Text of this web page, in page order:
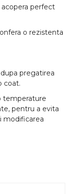
perfect
o rezistenta
pregatirea
coat.
temperature
pentru a evita
modificarea